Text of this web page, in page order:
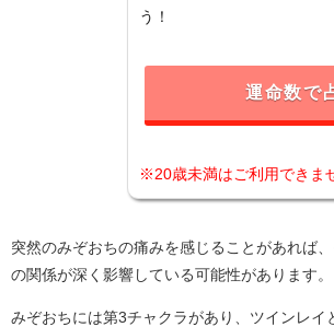
う！
運命数で
※20歳未満はご利用できま
突然のみぞおちの痛みを感じることがあれば
の関係が深く影響している可能性があります。
みぞおちには第3チャクラがあり、ツインレイ